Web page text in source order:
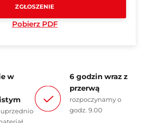
ZGŁOSZENIE
Pobierz PDF
w
6 godzin wraz z
przerwą
rozpoczynamy o
godz. 9.00